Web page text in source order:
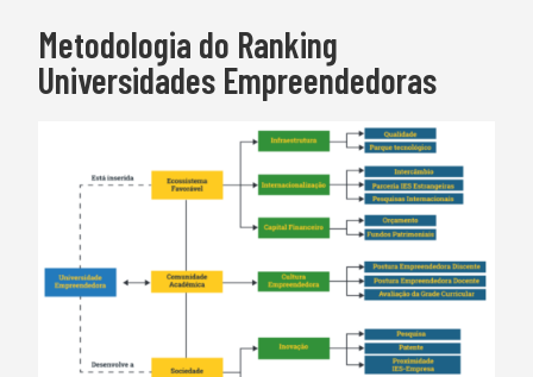
Metodologia do Ranking
Universidades Empreendedoras​